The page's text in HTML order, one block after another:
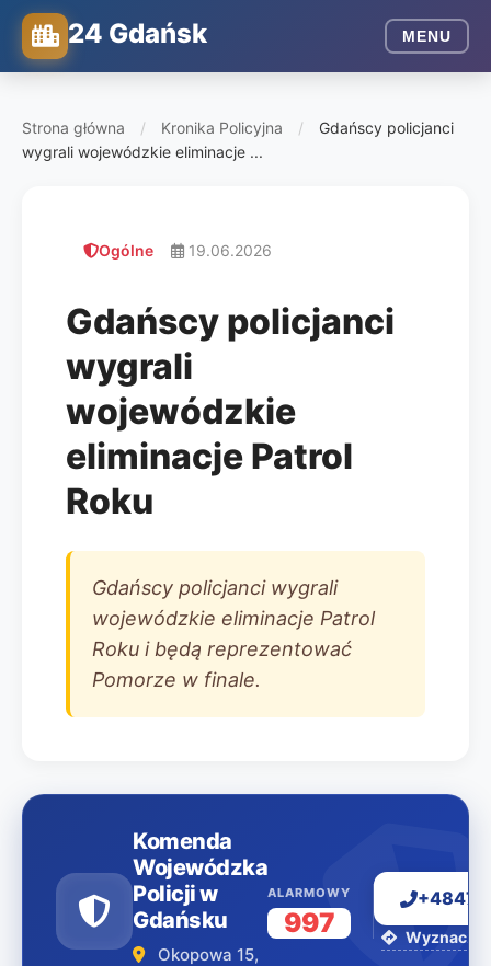
24 Gdańsk MENU
Strona główna / Kronika Policyjna /
Gdańscy policjanci
wygrali wojewódzkie eliminacje ...
Ogólne 19.06.2026
Gdańscy policjanci
wygrali
wojewódzkie
eliminacje Patrol
Roku
Gdańscy policjanci wygrali
wojewódzkie eliminacje Patrol
Roku i będą reprezentować
Pomorze w finale.
Komenda
Wojewódzka
Policji w
Gdańsku
Okopowa 15,
ALARMOWY
997 Wyznacz